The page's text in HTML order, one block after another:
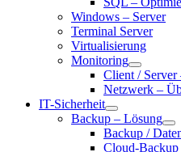
Windows – Server
Terminal Server
Virtualisierung
Monitoring
Client /
Netzwerk –
IT-Sicherheit
Backup – Lösung
Backup /
Cloud-